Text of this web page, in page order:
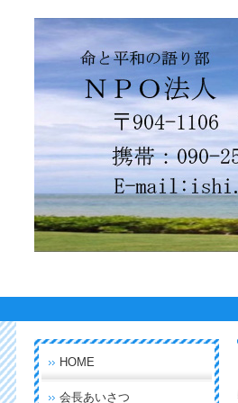
HOME
会長あいさつ